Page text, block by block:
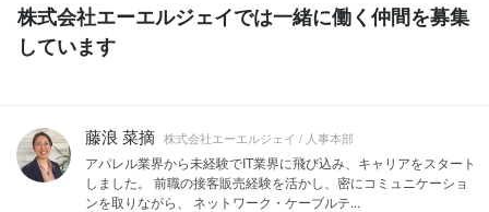
株式会社エーエルジェイでは一緒に働く仲間を募集
しています
藤浪 菜摘 株式会社エーエルジェイ / 人事本部
アパレル業界から未経験でIT業界に飛び込み、キャリアをスタート
しました。 前職の接客販売経験を活かし、密にコミュニケーショ
ンを取りながら、 ネットワーク・ケーブルテ...